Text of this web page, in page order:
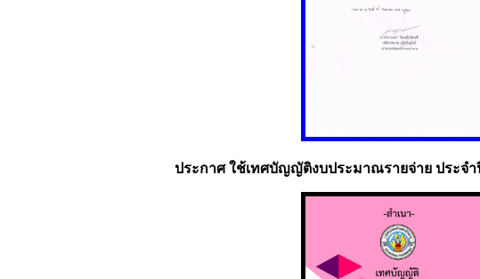
ประกาศ ใช้เทศบัญญัติงบประมาณรายจ่าย ประจำ